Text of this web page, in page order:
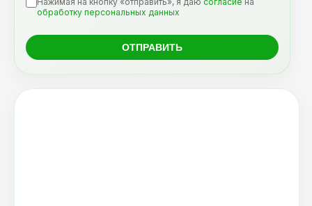
обработку персональных данных